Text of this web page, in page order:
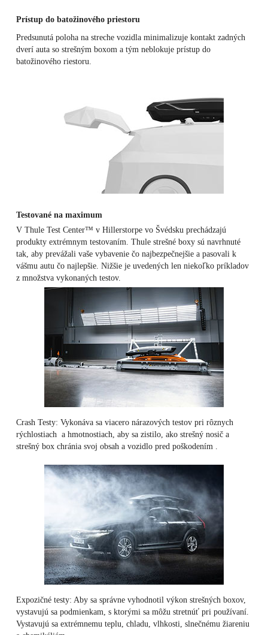
Prístup do batožinového priestoru
Predsunutá poloha na streche vozidla minimalizuje kontakt zadných
dverí auta so strešným boxom a tým neblokuje prístup do
batožinového riestoru.
Testované na maximum
V Thule Test Center™ v Hillerstorpe vo Švédsku prechádzajú
produkty extrémnym testovaním.
Thule strešné boxy sú navrhnuté
tak, aby prevážali vaše vybavenie čo najbezpečnejšie a pasovali k
vášmu autu čo najlepšie. Nižšie je uvedených len niekoľko príkladov
z množstva vykonaných testov.
Crash Testy: Vykonáva sa viacero nárazových testov pri rôznych
rýchlostiach a hmotnostiach, aby sa zistilo, ako strešný nosič a
strešný box chránia svoj obsah a vozidlo pred poškodením .
Expozičné testy: Aby sa správne vyhodnotil výkon strešných boxov,
vystavujú sa podmienkam, s ktorými sa môžu stretnúť pri používaní.
Vystavujú sa extrémnemu teplu, chladu, vlhkosti, slnečnému žiareniu